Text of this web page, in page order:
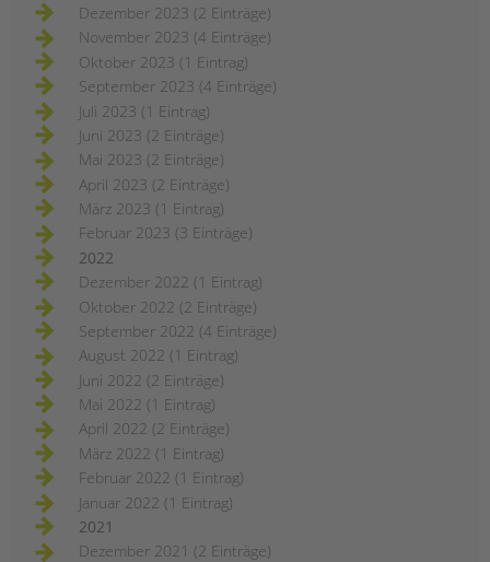
Dezember 2023 (2 Einträge)
November 2023 (4 Einträge)
Oktober 2023 (1 Eintrag)
September 2023 (4 Einträge)
Juli 2023 (1 Eintrag)
Juni 2023 (2 Einträge)
Mai 2023 (2 Einträge)
April 2023 (2 Einträge)
März 2023 (1 Eintrag)
Februar 2023 (3 Einträge)
2022
Dezember 2022 (1 Eintrag)
Oktober 2022 (2 Einträge)
September 2022 (4 Einträge)
August 2022 (1 Eintrag)
Juni 2022 (2 Einträge)
Mai 2022 (1 Eintrag)
April 2022 (2 Einträge)
März 2022 (1 Eintrag)
Februar 2022 (1 Eintrag)
Januar 2022 (1 Eintrag)
2021
Dezember 2021 (2 Einträge)